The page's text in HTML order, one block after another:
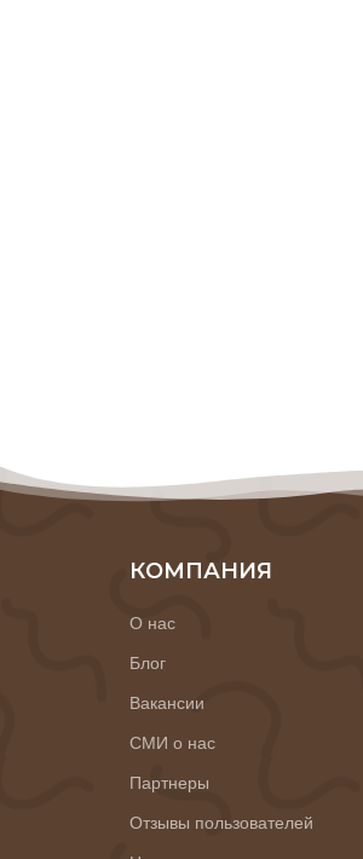
КОМПАНИЯ
О нас
Блог
Вакансии
СМИ о нас
Партнеры
Отзывы пользователей